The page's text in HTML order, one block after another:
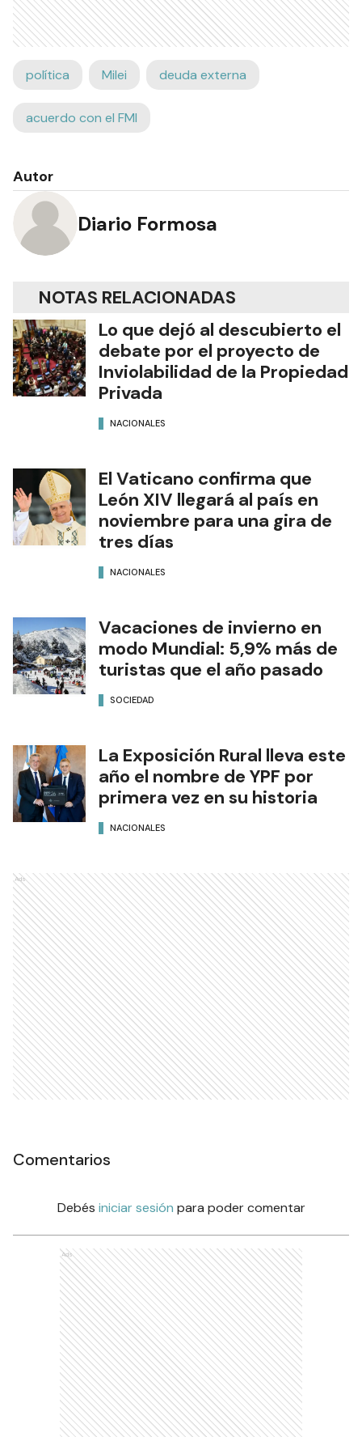
política Milei deuda externa
acuerdo con el FMI
Autor
Diario Formosa
NOTAS RELACIONADAS
Lo que dejó al descubierto el
debate por el proyecto de
Inviolabilidad de la Propiedad
Privada
NACIONALES
El Vaticano confirma que
León XIV llegará al país en
noviembre para una gira de
tres días
NACIONALES
Vacaciones de invierno en
modo Mundial: 5,9% más de
turistas que el año pasado
SOCIEDAD
La Exposición Rural lleva este
año el nombre de YPF por
primera vez en su historia
NACIONALES
Ads
Comentarios
Debés iniciar sesión para poder comentar
Ads